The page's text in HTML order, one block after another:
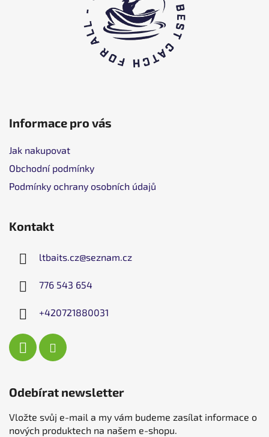
Informace pro vás
Jak nakupovat
Obchodní podmínky
Podmínky ochrany osobních údajů
Kontakt
ltbaits.cz@seznam.cz
776 543 654
+420721880031
Odebírat newsletter
Vložte svůj e-mail a my vám budeme zasílat informace o
nových produktech na našem e-shopu.